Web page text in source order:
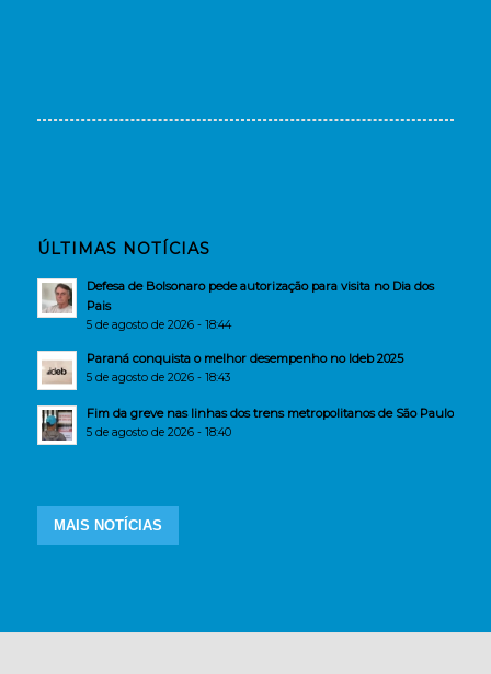
ÚLTIMAS NOTÍCIAS
Defesa de Bolsonaro pede autorização para visita no Dia dos
Pais
5 de agosto de 2026 - 18:44
Paraná conquista o melhor desempenho no Ideb 2025
5 de agosto de 2026 - 18:43
Fim da greve nas linhas dos trens metropolitanos de São Paulo
5 de agosto de 2026 - 18:40
MAIS NOTÍCIAS